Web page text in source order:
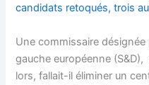
candidats retoqués, trois
Une commissaire désignée
gauche européenne
lors, fallait-il éliminer un